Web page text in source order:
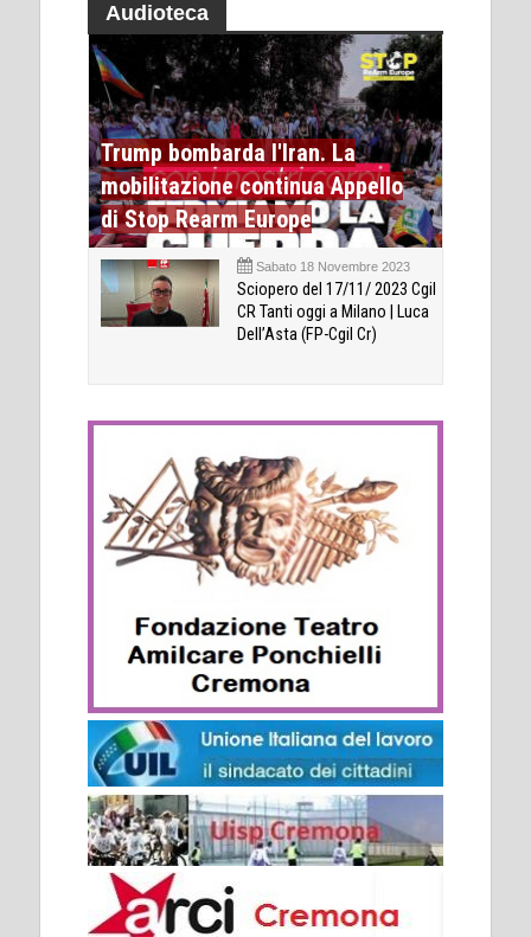
Audioteca
Trump bombarda l'Iran. La
mobilitazione continua Appello
di Stop Rearm Europe
Sabato 18 Novembre 2023
Sciopero del 17/11/ 2023 Cgil
CR Tanti oggi a Milano | Luca
Dell’Asta (FP-Cgil Cr)